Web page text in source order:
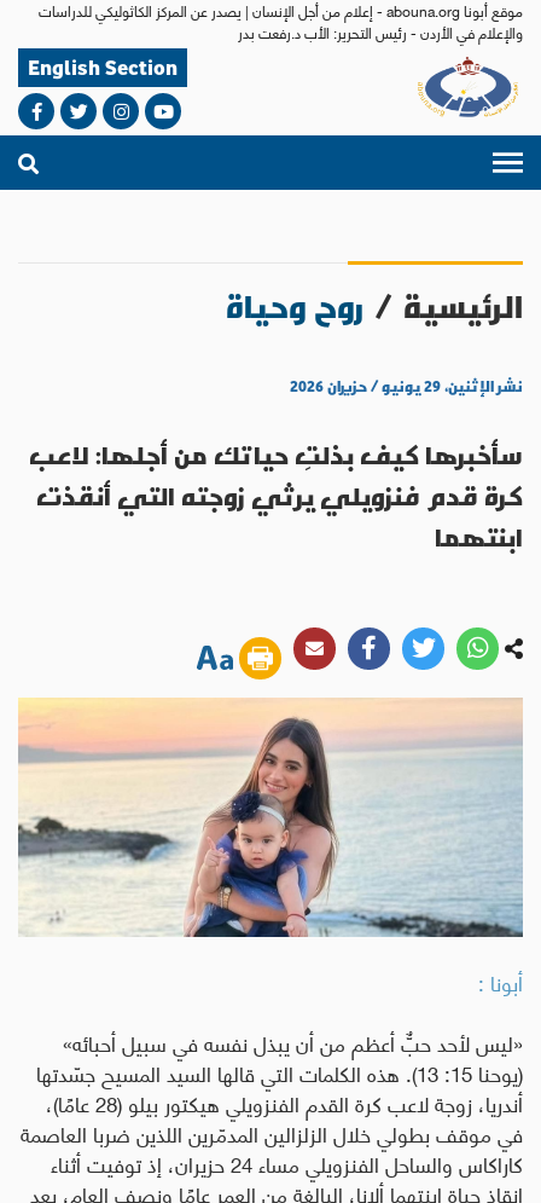
موقع أبونا abouna.org - إعلام من أجل الإنسان | يصدر عن المركز الكاثوليكي للدراسات
والإعلام في الأردن - رئيس التحرير: الأب د.رفعت بدر
English Section
الرئيسية / روح وحياة
نشر الإثنين، ٢٩ يونيو / حزيران ٢٠٢٦
سأخبرها كيف بذلتِ حياتك من أجلها: لاعب
كرة قدم فنزويلي يرثي زوجته التي أنقذت
ابنتهما
أبونا :
«ليس لأحد حبٌّ أعظم من أن يبذل نفسه في سبيل أحبائه»
(يوحنا 15: 13). هذه الكلمات التي قالها السيد المسيح جسّدتها
أندريا، زوجة لاعب كرة القدم الفنزويلي هيكتور بيلو (28 عامًا)،
في موقف بطولي خلال الزلزالين المدمّرين اللذين ضربا العاصمة
كاراكاس والساحل الفنزويلي مساء 24 حزيران، إذ توفيت أثناء
إنقاذ حياة ابنتهما ألانا، البالغة من العمر عامًا ونصف العام، بعد